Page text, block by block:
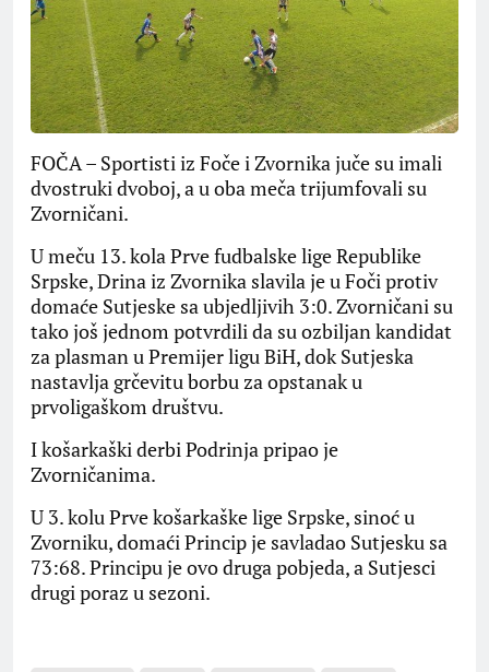
FOČA – Sportisti iz Foče i Zvornika juče su imali
dvostruki dvoboj, a u oba meča trijumfovali su
Zvorničani.
U meču 13. kola Prve fudbalske lige Republike
Srpske, Drina iz Zvornika slavila je u Foči protiv
domaće Sutjeske sa ubjedljivih 3:0. Zvorničani su
tako još jednom potvrdili da su ozbiljan kandidat
za plasman u Premijer ligu BiH, dok Sutjeska
nastavlja grčevitu borbu za opstanak u
prvoligaškom društvu.
I košarkaški derbi Podrinja pripao je
Zvorničanima.
U 3. kolu Prve košarkaške lige Srpske, sinoć u
Zvorniku, domaći Princip je savladao Sutjesku sa
73:68. Principu je ovo druga pobjeda, a Sutjesci
drugi poraz u sezoni.